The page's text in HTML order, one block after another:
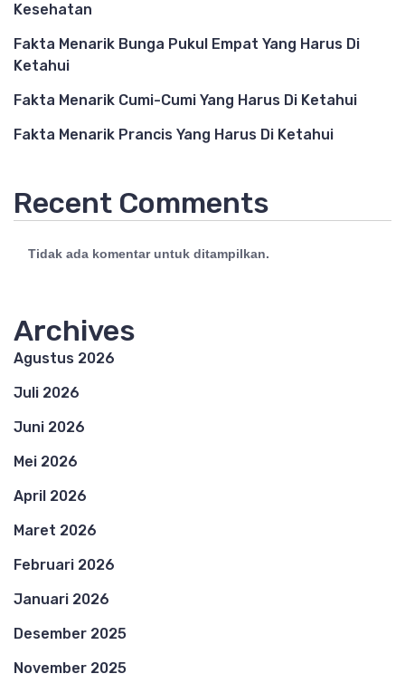
Kesehatan
Fakta Menarik Bunga Pukul Empat Yang Harus Di
Ketahui
Fakta Menarik Cumi-Cumi Yang Harus Di Ketahui
Fakta Menarik Prancis Yang Harus Di Ketahui
Recent Comments
Tidak ada komentar untuk ditampilkan.
Archives
Agustus 2026
Juli 2026
Juni 2026
Mei 2026
April 2026
Maret 2026
Februari 2026
Januari 2026
Desember 2025
November 2025